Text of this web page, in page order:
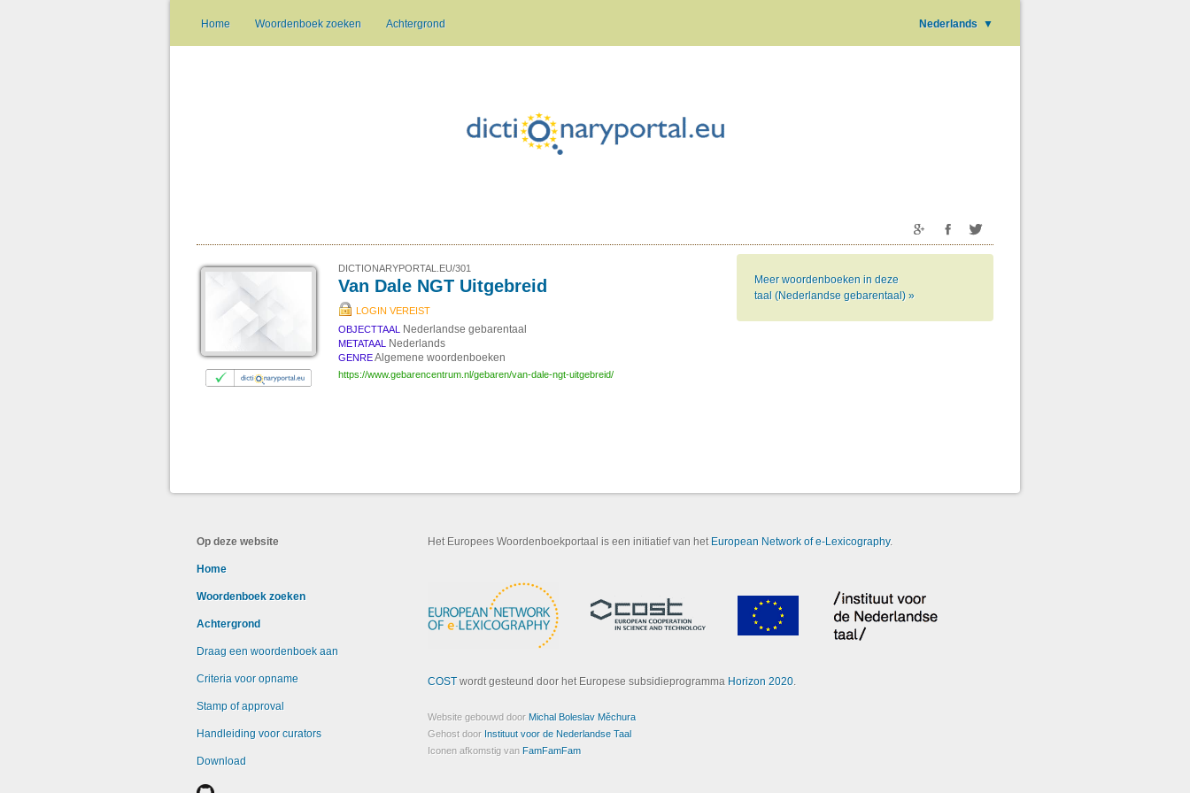
Home Woordenboek zoeken Achtergrond Nederlands ▼
Meer woordenboeken in deze
taal (Nederlandse gebarentaal) »
DICTIONARYPORTAL.EU/301
Van Dale NGT Uitgebreid
LOGIN VEREIST
OBJECTTAAL
Nederlandse gebarentaal
METATAAL Nederlands
GENREAlgemene woordenboeken
https://www.gebarencentrum.nl/gebaren/van-dale-ngt-uitgebreid/
Op deze website
Home
Woordenboek zoeken
Achtergrond
Draag een woordenboek aan
Criteria voor opname
Stamp of approval
Handleiding voor curators
Download
Het Europees Woordenboekportaal is een initiatief van het European Network of e-Lexicography.
COSTwordt gesteund door het Europese subsidieprogramma Horizon 2020.
Website gebouwd door Michal Boleslav Měchura
Gehost door Instituut voor de Nederlandse Taal
Iconen afkomstig van FamFamFam